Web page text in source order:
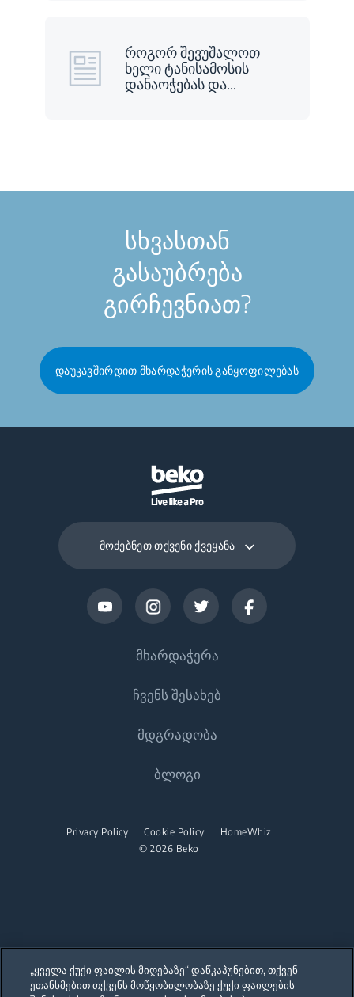
როგორ შევუშალოთ
ხელი ტანისამოსის
დანაოჭებას და…
სხვასთან
გასაუბრება
გირჩევნიათ?
დაუკავშირდით მხარდაჭერის განყოფილებას
მოძებნეთ თქვენი ქვეყანა
მხარდაჭერა
Დაგვიკავშირდით
ჩვენს შესახებ
ჩვენს შესახებ
სპონსორობა
მდგრადობა
ბლოგი
© 2026 Beko
Privacy Policy Cookie Policy HomeWhiz
Our parent company, Beko has 55,000 employees throughout the world
„ყველა ქუქი ფაილის მიღებაზე“ დაწკაპუნებით, თქვენ
ეთანხმებით თქვენს მოწყობილობაზე ქუქი ფაილების